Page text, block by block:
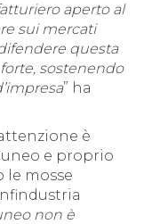
aperto al
sui mercati
questa
sostenendo
” ha
è
e proprio
le mosse
non è